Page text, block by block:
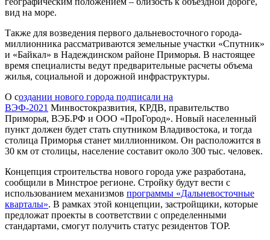
вид на море.
Также для возведения первого дальневосточного города-
миллионника рассматриваются земельные участки «Спутник»
и «Байкал» в Надеждинском районе Приморья. В настоящее
время специалисты ведут предварительные расчеты объема
жилья, социальной и дорожной инфраструктуры.
О создании нового города подписали на
ВЭФ-2021 Минвостокразвития, КРДВ, правительство
Приморья, ВЭБ.РФ и ООО «ПроГород». Новый населенный
пункт должен будет стать спутником Владивостока, и тогда
столица Приморья станет миллионником. Он расположится в
30 км от столицы, население составит около 300 тыс. человек.
Концепция строительства нового города уже разработана,
сообщили в Минстрое регионе. Стройку будут вести с
использованием механизмов программы «Дальневосточные
кварталы». В рамках этой концепции, застройщики, которые
предложат проекты в соответствии с определенными
стандартами, смогут получить статус резидентов ТОР.